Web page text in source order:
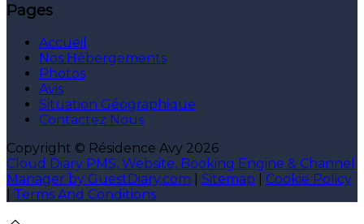
Pages
Accueil
Nos Hébergements
Photos
Avis
Situation Géographique
Contactez Nous
Copyright © Résidence Avy 2026
Cloud Diary PMS, Website, Booking Engine & Channel
Manager by GuestDiary.com
Sitemap
Cookie Policy
Terms And Conditions